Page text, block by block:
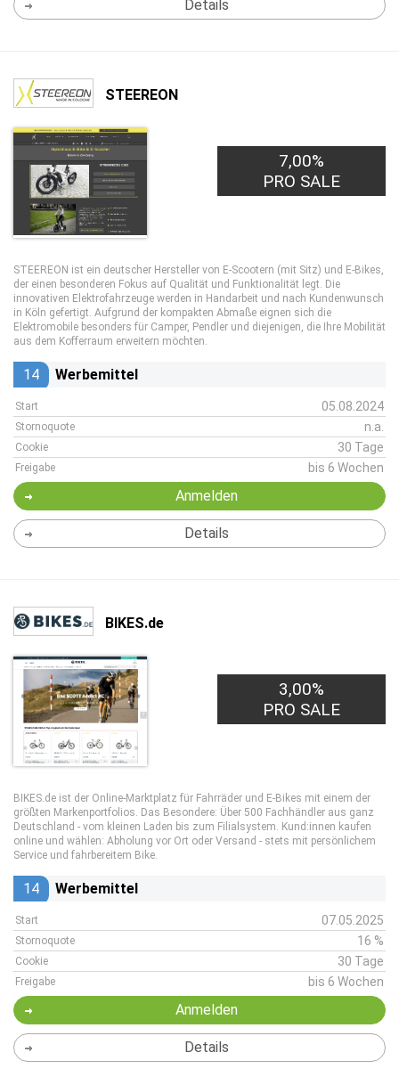
Details
STEEREON
7,00%
PRO SALE
STEEREON ist ein deutscher Hersteller von E-Scootern (mit Sitz) und E-Bikes,
der einen besonderen Fokus auf Qualität und Funktionalität legt. Die
innovativen Elektrofahrzeuge werden in Handarbeit und nach Kundenwunsch
in Köln gefertigt. Aufgrund der kompakten Abmaße eignen sich die
Elektromobile besonders für Camper, Pendler und diejenigen, die Ihre Mobilität
aus dem Kofferraum erweitern möchten.
14 Werbemittel
Start 05.08.2024
Stornoquote n.a.
Cookie 30 Tage
Freigabe bis 6 Wochen
Anmelden
Details
BIKES.de
3,00%
PRO SALE
BIKES.de ist der Online-Marktplatz für Fahrräder und E-Bikes mit einem der
größten Markenportfolios. Das Besondere: Über 500 Fachhändler aus ganz
Deutschland - vom kleinen Laden bis zum Filialsystem. Kund:innen kaufen
online und wählen: Abholung vor Ort oder Versand - stets mit persönlichem
Service und fahrbereitem Bike.
14 Werbemittel
Start 07.05.2025
Stornoquote 16 %
Cookie 30 Tage
Freigabe bis 6 Wochen
Anmelden
Details